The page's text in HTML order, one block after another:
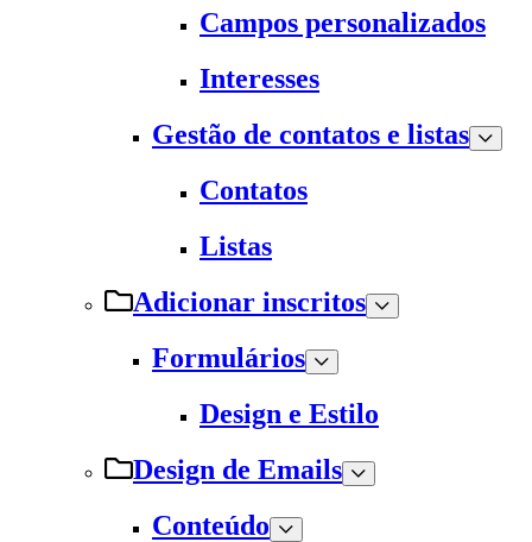
Campos personalizados
Interesses
Gestão de contatos e listas
Contatos
Listas
Adicionar inscritos
Formulários
Design e Estilo
Design de Emails
Conteúdo